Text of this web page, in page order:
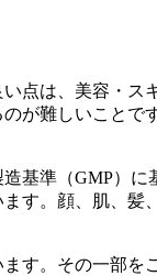
点は、美容・
が難しいこと
基準（GMP）
す。顔、肌、
す。その一部を